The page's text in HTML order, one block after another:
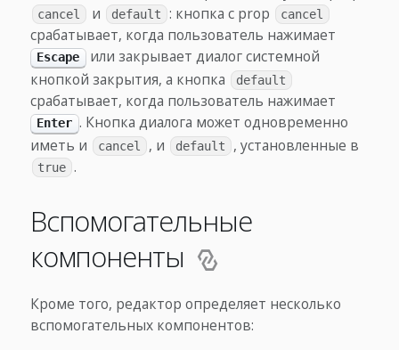
cancel и default : кнопка с prop cancel
срабатывает, когда пользователь нажимает
Escape
или закрывает диалог системной
кнопкой закрытия, а кнопка
default
срабатывает, когда пользователь нажимает
Enter . Кнопка диалога может одновременно
иметь и
cancel , и default , установленные в
true .
Вспомогательные
компоненты
Кроме того, редактор определяет несколько
вспомогательных компонентов: